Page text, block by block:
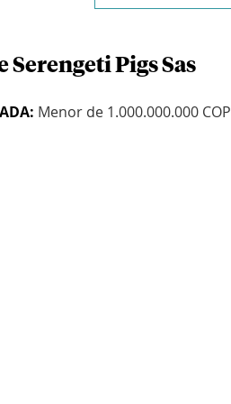
Serengeti Pigs Sas
Menor de 1.000.000.000 COP